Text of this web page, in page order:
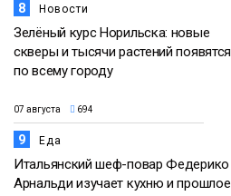
8 Новости
Зелёный курс Норильска: новые
скверы и тысячи растений появятся
по всему городу
07 августа 694
9 Еда
Итальянский шеф-повар Федерико
Арнальди изучает кухню и прошлое